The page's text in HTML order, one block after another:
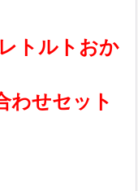
トルトおか
わせセット